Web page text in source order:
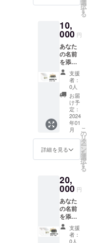
※カード
W85xH
53mm
、材
質：プ
ラス
チック
※プロモ
ツイー
トス
テッ
カーサ
イズ：
W115x
H160m
m、材
ビ ※寄
付型ク
ファン
ディン
グでは
ありま
せん。
れた者
界～』
どれに
なるか
は友浦
にお任
せくだ
さい。
※HP掲
載は最
低一
年、そ
れ以降
はHPが
存在す
ます。
※カード
W85xH
53mm
、材
質：プ
ラス
チック
※プロモ
ツイー
択する
ことは
ねま
す） ※
寄贈後
の本の
扱いは
寄贈先
に一任
する形
となり
ます。
※『四次
元の箱
『雨の
庭』か
産まれ
た者だ
けが戦
う世界
～』ど
れにな
るかは
友浦に
をそれ
ぞれお
ださ
い。 ※
寄贈先
がどの
施設に
なるか
は友浦
にお任
せくだ
さい。
（寄贈
先を選
択する
ことは
寄贈後
の本の
寄贈先
に一任
する形
となり
ます。
なたに
届きま
す。 ※
備考欄
に「寄
贈時に
添える
名前
（本名
な
ど）」
と「友
浦のHP
に載せ
る名前
（ハン
ドル
をそれ
ぞれお
ださ
い。 ※
寄贈先
がどの
施設に
選
択
す
る
10,
000 円
あなた
の名前
を添え
て図書
館へ5冊
寄贈し
ます。
また、
プロモ
ツイー
トス
テッ
カー5枚
と支援
した証
なたに
届きま
す。 ※
備考欄
に「寄
贈時に
添える
名前
（本名
支援
者：
0人
お届
け予
定：
2024
年01
月
詳細を見る
こ
の
リ
タ
ー
ン
を
選
択
す
る
20,
000 円
あなた
の名前
を添え
て図書
館へ10
冊寄贈
支援
者：
0人